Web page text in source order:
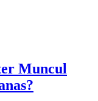
Muncul